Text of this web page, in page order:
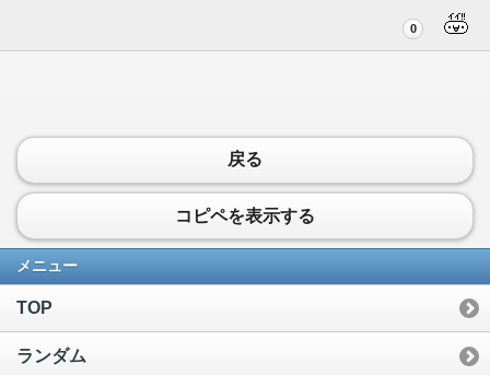
0
戻る
コピペを表示する
メニュー
TOP
ランダム